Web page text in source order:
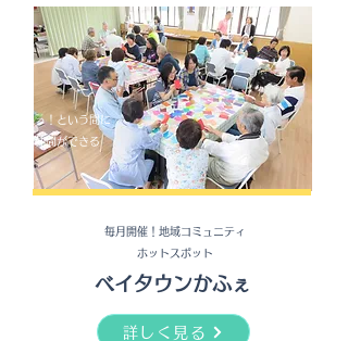
あっ！という間に
仲間ができる
毎月開催！地域コミュニティ
ホットスポット
ベイタウンかふぇ
詳しく見る